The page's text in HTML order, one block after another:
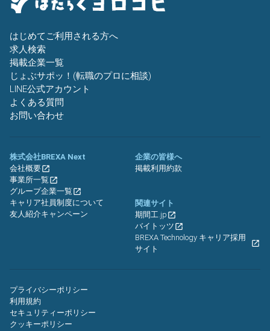
はじめてご利用される方へ
求人検索
掲載企業一覧
じょぶサポッ！(転職のプロに相談)
LINE公式アカウント
よくある質問
お問い合わせ
株式会社BREXA Next
会社概要
事業所一覧
グループ企業一覧
キャリア社員制度について
友人紹介キャンペーン
企業の皆様へ
掲載利用約款
関連サイト
期間工.jp
バイトッツ
BREXA Technology キャリア採用
サイト
プライバシーポリシー
利用規約
セキュリティーポリシー
クッキーポリシー